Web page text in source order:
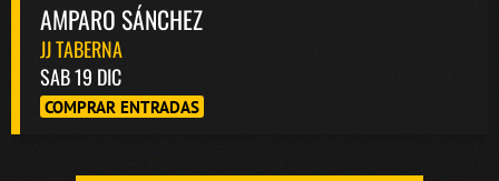
AMPARO SÁNCHEZ
JJ TABERNA
SAB 19 DIC
COMPRAR ENTRADAS